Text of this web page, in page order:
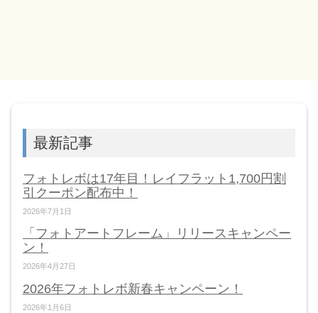
最新記事
フォトレボは17年目！レイフラット1,700円割
引クーポン配布中！
2026年7月1日
「フォトアートフレーム」リリースキャンペー
ン！
2026年4月27日
2026年フォトレボ新春キャンペーン！
2026年1月6日